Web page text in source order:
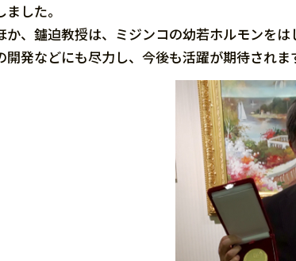
した。
、鑪迫教授は、ミジンコの幼若ホルモンを
開発などにも尽力し、今後も活躍が期待されま